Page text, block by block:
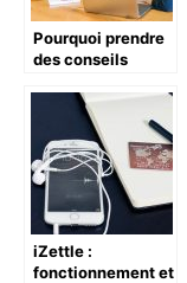
Pourquoi prendre
des conseils
pour créer son
entreprise ?
iZettle :
fonctionnement et